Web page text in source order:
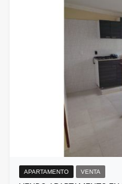
APARTAMENTO VENTA